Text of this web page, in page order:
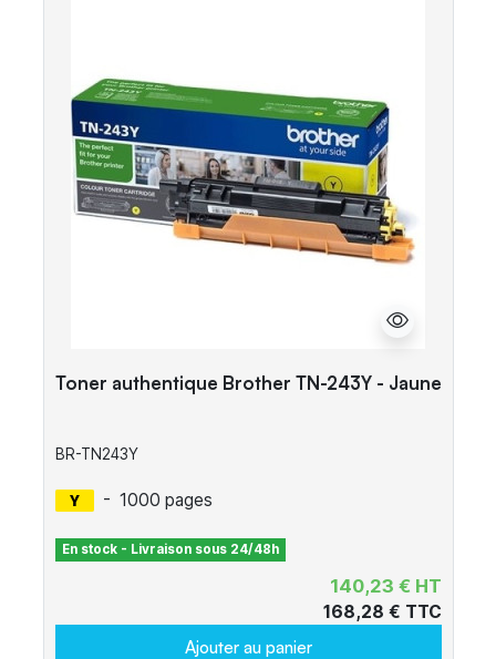
Toner authentique Brother TN-243Y - Jaune
BR-TN243Y
- 1000 pages
En stock - Livraison sous 24/48h
140,23 € HT
168,28 € TTC
Ajouter au panier